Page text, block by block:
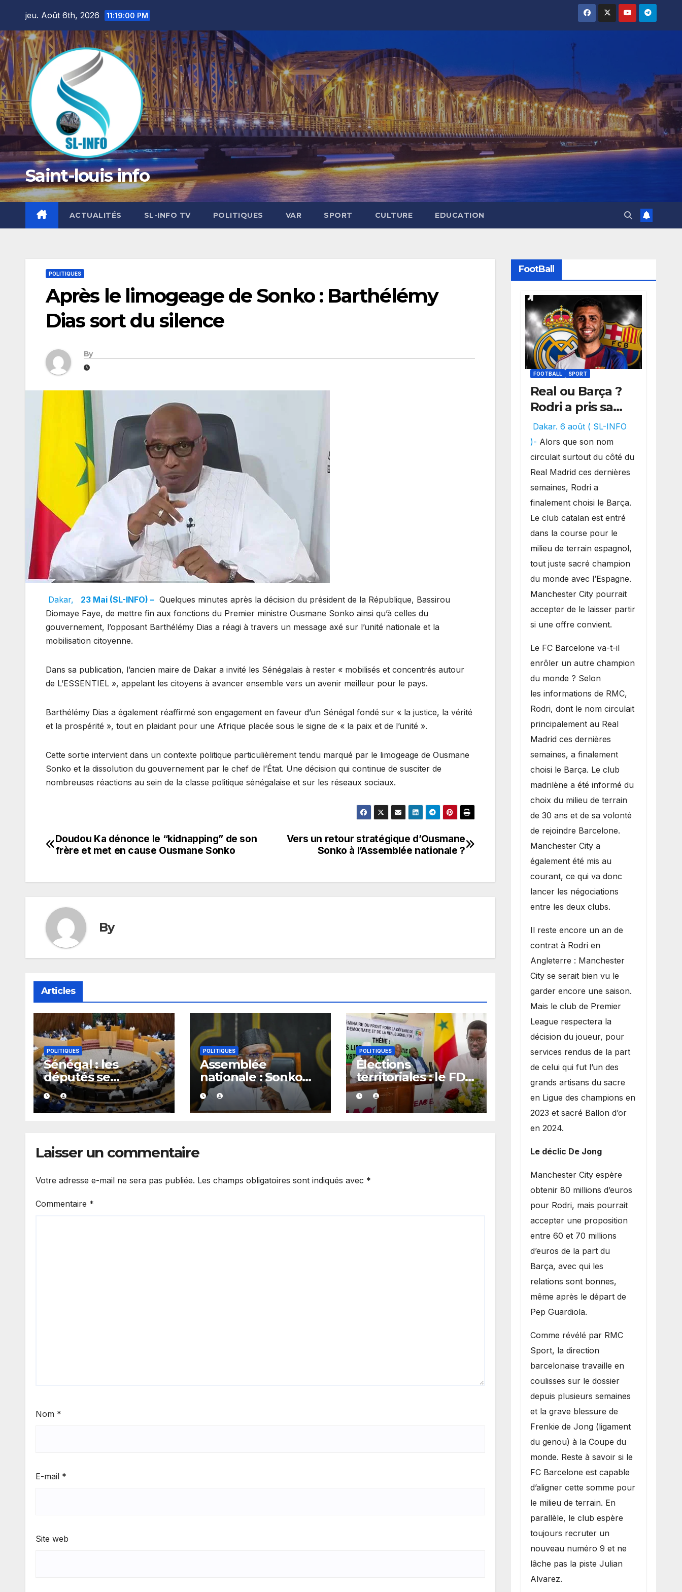
content
jeu. Août 6th, 2026 11:19:01 PM
Saint-louis info
ACTUALITÉS SL-INFO TV POLITIQUES VAR SPORT CULTURE EDUCATION
POLITIQUES
Après le limogeage de Sonko : Barthélémy
Dias sort du silence
By
Dakar, 23 Mai (SL-INFO) – Quelques minutes après la décision du président de la République, Bassirou
Diomaye Faye, de mettre fin aux fonctions du Premier ministre Ousmane Sonko ainsi qu’à celles du
gouvernement, l’opposant Barthélémy Dias a réagi à travers un message axé sur l’unité nationale et la
mobilisation citoyenne.
Dans sa publication, l’ancien maire de Dakar a invité les Sénégalais à rester « mobilisés et concentrés autour
de L’ESSENTIEL », appelant les citoyens à avancer ensemble vers un avenir meilleur pour le pays.
Barthélémy Dias a également réaffirmé son engagement en faveur d’un Sénégal fondé sur « la justice, la vérité
et la prospérité », tout en plaidant pour une Afrique placée sous le signe de « la paix et de l’unité ».
Cette sortie intervient dans un contexte politique particulièrement tendu marqué par le limogeage de Ousmane
Sonko et la dissolution du gouvernement par le chef de l’État. Une décision qui continue de susciter de
nombreuses réactions au sein de la classe politique sénégalaise et sur les réseaux sociaux.
Navigation
l’article
Vers un retour stratégique d’Ousmane
Sonko à l’Assemblée nationale ?
Doudou Ka dénonce le “kidnapping” de son
frère et met en cause Ousmane Sonko
By
Articles
POLITIQUES
Sénégal : les
députés se
penchent dès le 10
août sur plusieurs
textes, dont les
POLITIQUES
Assemblée
nationale : Sonko
donne son feu vert
à onze dossiers
majeurs
POLITIQUES
Élections
territoriales : le FDR
dénonce les retards
et exige un
calendrier électoral
Laisser un commentaire
Votre adresse e-mail ne sera pas publiée. Les champs obligatoires sont indiqués avec *
Commentaire *
Nom *
E-mail *
Site web
FootBall
FOOTBALL SPORT
Real ou Barça ?
Rodri a pris sa
décision, un
choix qui
pourrait faire
grand bruit sur
le marché des
transferts.
Dakar. 6 août ( SL-INFO
)- Alors que son nom
circulait surtout du côté du
Real Madrid ces dernières
semaines, Rodri a
finalement choisi le Barça.
Le club catalan est entré
dans la course pour le
milieu de terrain espagnol,
tout juste sacré champion
du monde avec l’Espagne.
Manchester City pourrait
accepter de le laisser partir
si une offre convient.
​Le FC Barcelone va-t-il
enrôler un autre champion
du monde ? Selon
les informations de RMC,
Rodri, dont le nom circulait
principalement au Real
Madrid ces dernières
semaines, a finalement
choisi le Barça. Le club
madrilène a été informé du
choix du milieu de terrain
de 30 ans et de sa volonté
de rejoindre Barcelone.
Manchester City a
également été mis au
courant, ce qui va donc
lancer les négociations
entre les deux clubs.
​Il reste encore un an de
contrat à Rodri en
Angleterre : Manchester
City se serait bien vu le
garder encore une saison.
Mais le club de Premier
League respectera la
décision du joueur, pour
services rendus de la part
de celui qui fut l’un des
grands artisans du sacre
en Ligue des champions en
2023 et sacré Ballon d’or
en 2024.
Le déclic De Jong
​Manchester City espère
obtenir 80 millions d’euros
pour Rodri, mais pourrait
accepter une proposition
entre 60 et 70 millions
d’euros de la part du
Barça, avec qui les
relations sont bonnes,
même après le départ de
Pep Guardiola.
​Comme révélé par RMC
Sport, la direction
barcelonaise travaille en
coulisses sur le dossier
depuis plusieurs semaines
et la grave blessure de
Frenkie de Jong (ligament
du genou) à la Coupe du
monde. Reste à savoir si le
FC Barcelone est capable
d’aligner cette somme pour
le milieu de terrain. En
parallèle, le club espère
toujours recruter un
nouveau numéro 9 et ne
lâche pas la piste Julian
Alvarez.